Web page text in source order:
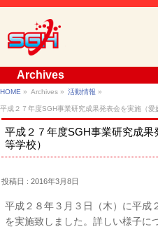
Archives
HOME » Archives » 活動情報 »
平成２７年度SGH事業研究成果発表会を実施（愛
平成２７年度SGH事業研究成
等学校）
投稿日 : 2016年3月8日
平成２８年３月３日（木）に平成
を実施致しました。詳しい様子に